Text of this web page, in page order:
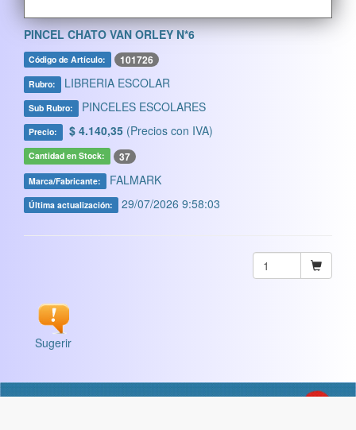
PINCEL CHATO VAN ORLEY N*6
Código de Artículo: 101726
Rubro: LIBRERIA ESCOLAR
Sub Rubro: PINCELES ESCOLARES
Precio: $ 4.140,35 (Precios con IVA)
Cantidad en Stock: 37
Marca/Fabricante: FALMARK
Última actualización: 29/07/2026 9:58:03
Sugerir